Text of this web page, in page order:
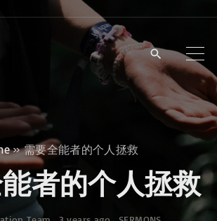
»需要全能者的个人拯救
者的个人拯救